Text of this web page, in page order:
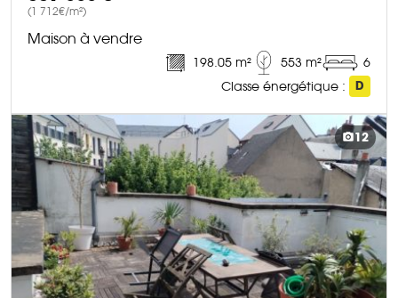
(1 712€/m²)
Maison à vendre
198.05 m² 553 m²
6
Classe énergétique :
D
DÉCOUVRIR CE BIEN
12